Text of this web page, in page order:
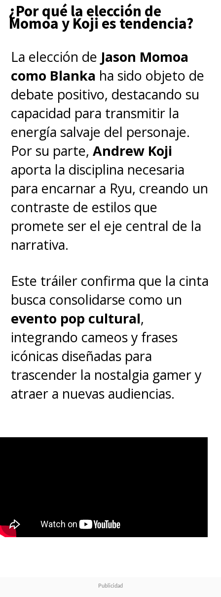
¿Por qué la elección de
Momoa y Koji es tendencia?
La elección de Jason Momoa
como Blanka ha sido objeto de
debate positivo, destacando su
capacidad para transmitir la
energía salvaje del personaje.
Por su parte,Andrew Koji
aporta la disciplina necesaria
para encarnar a Ryu, creando un
contraste de estilos que
promete ser el eje central de la
narrativa.
Este tráiler confirma que la cinta
busca consolidarse como un
evento pop cultural,
integrando cameos y frases
icónicas diseñadas para
trascender la nostalgia gamer y
atraer a nuevas audiencias.